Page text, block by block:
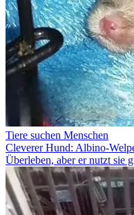
Tiere suchen Menschen
Cleverer Hund: Albino-
Überleben, aber er nutzt sie